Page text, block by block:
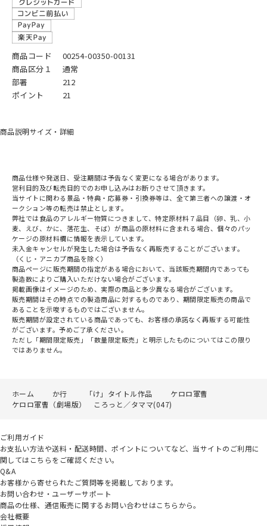
商品コード
00254-00350-00131
商品区分１
通常
部署
212
ポイント
21
商品説明サイズ・詳細
商品仕様や発送日、受注期間は予告なく変更になる場合があります。
営利目的及び転売目的でのお申し込みはお断りさせて頂きます。
当サイトに関わる景品・特典・応募券・引換券等は、全て第三者への譲渡・オ
ークション等の転売は禁止とします。
弊社では食品のアレルギー物質につきまして、特定原材料７品目（卵、乳、小
麦、えび、かに、落花生、そば）が商品の原材料に含まれる場合、個々のパッ
ケージの原材料欄に情報を表示しています。
未入金キャンセルが発生した場合は予告なく再販売することがございます。
（くじ・アニカプ商品を除く）
商品ページに販売期間の指定がある場合において、当該販売期間内であっても
製造数によりご購入いただけない場合がございます。
掲載画像はイメージのため、実際の商品と多少異なる場合がございます。
販売期間はその時点での製造商品に対するものであり、期間限定販売の商品で
あることを示唆するものではございません。
販売期間が設定されている商品であっても、お客様の承諾なく再販する可能性
がございます。予めご了承ください。
ただし「期間限定販売」「数量限定販売」と明示したものについてはこの限り
ではありません。
ホーム か行 「け」タイトル作品
ケロロ軍曹
ケロロ軍曹（劇場版） ころっと／タママ(047)
ご利用ガイド
お支払い方法や送料・配送時間、ポイントについてなど、当サイトのご利用に
関してはこちらをご確認ください。
Q&A
お客様から寄せられたご質問等を掲載しております。
お問い合わせ・ユーザーサポート
商品の仕様、通信販売に関するお問い合わせはこちらから。
会社概要